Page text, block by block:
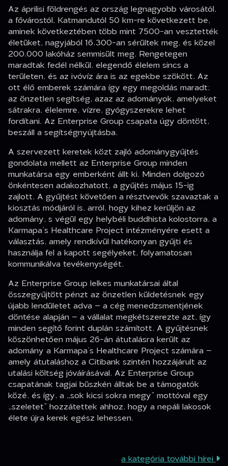
Az áprilisi földrengés az ország legnagyobb városától,
a fővárostól, Katmandutól 50 km-re következett be,
aminek következtében több mint 7500-an vesztették
életüket, nagyjából 16.300-an sérültek meg, és közel
200.000 lakóház semmisült meg. Rengetegen
maradtak fedél nélkül, elegendő élelem sincs a
területen, és az ivóvíz ára is az egekbe szökött. Az
ott élő emberek számára így egy megoldás maradt:
az önzetlen segítség, azaz az adományok, amelyeket
sátrakra, élelemre, vízre, gyógyszerekre lehet
fordítani. Az Enterprise Group csapata úgy döntött,
beszáll a segítségnyújtásba.
A szervezett keretek közt zajló adománygyűjtés
gondolata mellett az Enterprise Group minden
munkatársa egy emberként állt ki. Minden dolgozó
önkéntesen adakozhatott, a gyűjtés május 15-ig
zajlott. A gyűjtést követően a résztvevők szavaztak a
kiosztás módjáról is, arról, hogy kihez kerüljön az
adomány, s végül egy helybéli buddhista kolostorra, a
Karmapa’s Healthcare Project intézményére esett a
választás, amely rendkívül hatékonyan gyűjti és
használja fel a kapott segélyeket, folyamatosan
kommunikálva tevékenységét.
Az Enterprise Group lelkes munkatársai által
összegyűjtött pénzt az önzetlen küldetésnek egy
újabb lendületet adva – a cég menedzsmentjének
döntése alapján – a vállalat megkétszerezte azt, így
minden segítő forint duplán számított. A gyűjtésnek
köszönhetően május 26-án átutalásra került az
adomány a Karmapa’s Healthcare Project számára –
amely átutaláshoz a Citibank szintén hozzájárult az
utalási költség jóváírásával. Az Enterprise Group
csapatának tagjai büszkén álltak be a támogatók
közé, és így, a „sok kicsi sokra megy” mottóval egy
„szeletet” hozzátettek ahhoz, hogy a nepáli lakosok
élete újra kerek egész lehessen.
a kategória további hírei